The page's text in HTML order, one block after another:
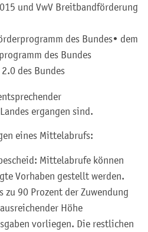
und VwV Breitbandförderung
des Bundes• dem
des Bundes
des Bundes
ergangen sind.
eines Mittelabrufs:
Mittelabrufe können
Vorhaben gestellt werden.
90 Prozent der Zuwendung
Höhe
vorliegen. Die restlichen